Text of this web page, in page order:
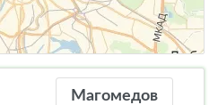
Магомедов